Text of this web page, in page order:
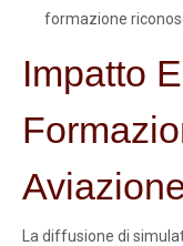
formazione
Impatto
La diffusione di